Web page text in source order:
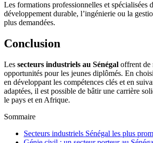
Les formations professionnelles et spécialisées
développement durable, l’ingénierie ou la
plus demandées.
Conclusion
Les secteurs industriels au Sénégal offrent de
opportunités pour les jeunes diplômés. En
en développant les compétences clés et en
adaptées, il est possible de bâtir une carrière
le pays et en Afrique.
Sommaire
Secteurs industriels Sénégal les plus